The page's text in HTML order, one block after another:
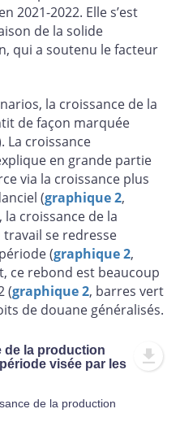
2021-2022. Elle s’est
de la solide
qui a soutenu le facteur
la croissance de la
de façon marquée
La croissance
en grande partie
via la croissance plus
(graphique 2,
la croissance de la
se redresse
(graphique 2,
ce rebond est beaucoup
(graphique 2, barres vert
de douane généralisés.
de la production
visée par les
de la production